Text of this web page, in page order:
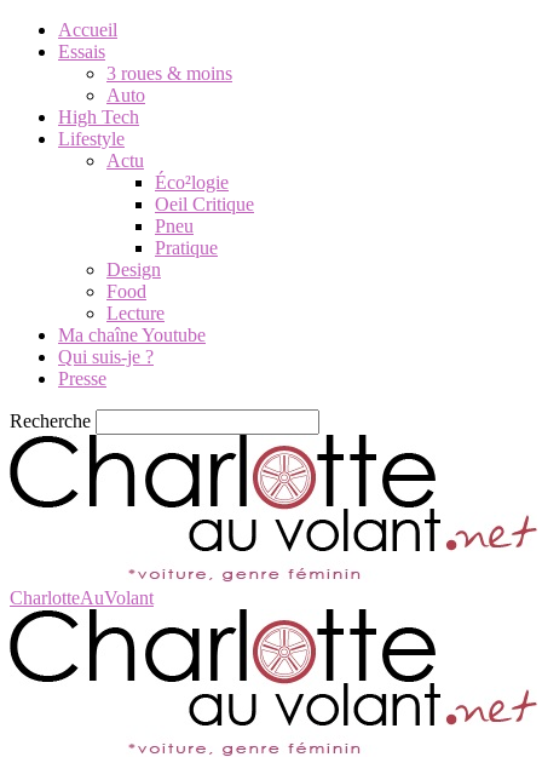
Accueil
Essais
3 roues & moins
Auto
High Tech
Lifestyle
Actu
Éco²logie
Oeil Critique
Pneu
Pratique
Design
Food
Lecture
Ma chaîne Youtube
Qui suis-je ?
Presse
Recherche
CharlotteAuVolant